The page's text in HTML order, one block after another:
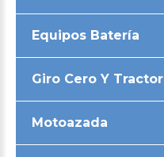
Equipos Batería
Giro Cero Y Tractor
Motoazada